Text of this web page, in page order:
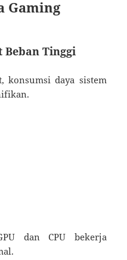
Gaming
Beban Tinggi
konsumsi daya sistem
dan CPU bekerja